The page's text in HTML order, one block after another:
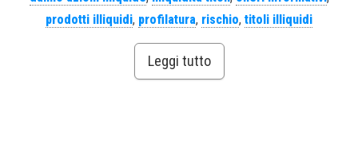
prodotti illiquidi, profilatura, rischio, titoli illiquidi
Leggi tutto